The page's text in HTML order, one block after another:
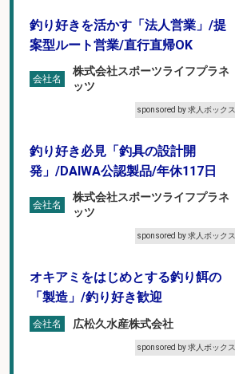
釣り好きを活かす「法人営業」/提
案型ルート営業/直行直帰OK
会社名
株式会社スポーツライフプラネ
ッツ
sponsored by 求人ボックス
釣り好き必見「釣具の設計開
発」/DAIWA公認製品/年休117日
会社名
株式会社スポーツライフプラネ
ッツ
sponsored by 求人ボックス
オキアミをはじめとする釣り餌の
「製造」/釣り好き歓迎
会社名 広松久水産株式会社
sponsored by 求人ボックス